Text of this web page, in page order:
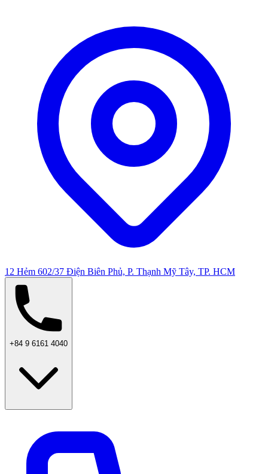
12 Hẻm 602/37 Điện Biên Phủ, P. Thạnh Mỹ Tây, TP. HCM
+84 9 6161 4040